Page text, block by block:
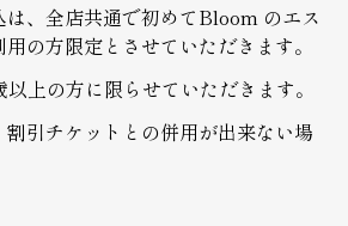
、全店共通で初めてBloom のエス
の方限定とさせていただきます。
上の方に限らせていただきます。
引チケットとの併用が出来ない場